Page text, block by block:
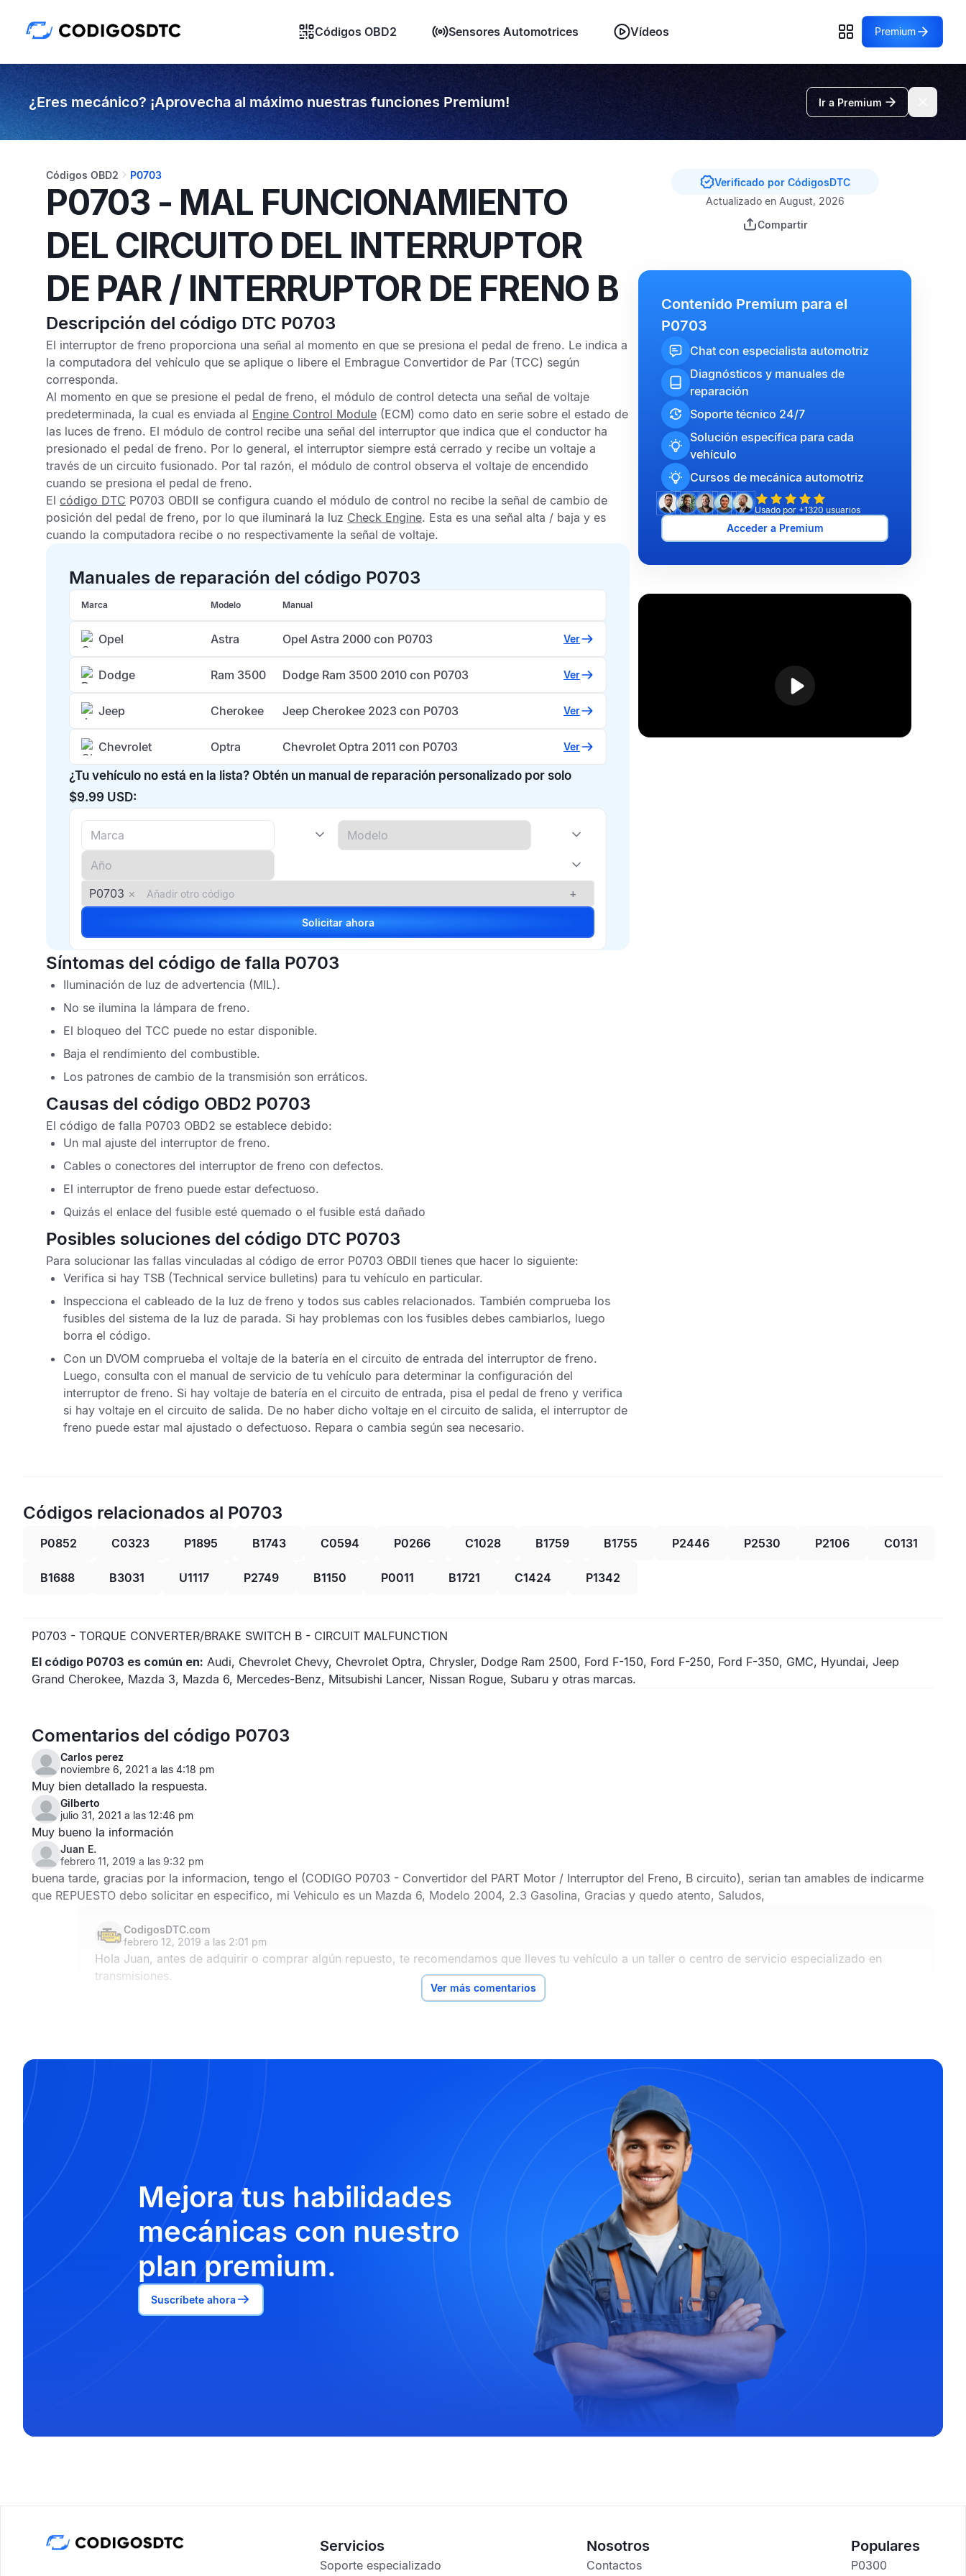
Códigos OBD2 Sensores Automotrices Vídeos Premium
¿Eres mecánico? ¡Aprovecha al máximo nuestras funciones Premium! Ir a Premium
Códigos OBD2 P0703
P0703 - MAL FUNCIONAMIENTO
DEL CIRCUITO DEL INTERRUPTOR
DE PAR / INTERRUPTOR DE FRENO B
Descripción del código DTC P0703
El interruptor de freno proporciona una señal al momento en que se presiona el pedal de freno. Le indica a
la computadora del vehículo que se aplique o libere el Embrague Convertidor de Par (TCC) según
corresponda.
Al momento en que se presione el pedal de freno, el módulo de control detecta una señal de voltaje
predeterminada, la cual es enviada al Engine Control Module (ECM) como dato en serie sobre el estado de
las luces de freno. El módulo de control recibe una señal del interruptor que indica que el conductor ha
presionado el pedal de freno. Por lo general, el interruptor siempre está cerrado y recibe un voltaje a
través de un circuito fusionado. Por tal razón, el módulo de control observa el voltaje de encendido
cuando se presiona el pedal de freno.
El código DTC P0703 OBDII se configura cuando el módulo de control no recibe la señal de cambio de
posición del pedal de freno, por lo que iluminará la luz Check Engine. Esta es una señal alta / baja y es
cuando la computadora recibe o no respectivamente la señal de voltaje.
Manuales de reparación del código P0703
Marca Modelo Manual
Opel Astra Opel Astra 2000 con P0703 Ver
Dodge Ram 3500 Dodge Ram 3500 2010 con P0703 Ver
Jeep Cherokee Jeep Cherokee 2023 con P0703 Ver
Chevrolet Optra Chevrolet Optra 2011 con P0703 Ver
¿Tu vehículo no está en la lista? Obtén un manual de reparación personalizado por solo
$9.99 USD:
P0703 × +
Solicitar ahora
Síntomas del código de falla P0703
Iluminación de luz de advertencia (MIL).
No se ilumina la lámpara de freno.
El bloqueo del TCC puede no estar disponible.
Baja el rendimiento del combustible.
Los patrones de cambio de la transmisión son erráticos.
Causas del código OBD2 P0703
El código de falla P0703 OBD2 se establece debido:
Un mal ajuste del interruptor de freno.
Cables o conectores del interruptor de freno con defectos.
El interruptor de freno puede estar defectuoso.
Quizás el enlace del fusible esté quemado o el fusible está dañado
Posibles soluciones del código DTC P0703
Para solucionar las fallas vinculadas al código de error P0703 OBDII tienes que hacer lo siguiente:
Verifica si hay TSB (Technical service bulletins) para tu vehículo en particular.
Inspecciona el cableado de la luz de freno y todos sus cables relacionados. También comprueba los
fusibles del sistema de la luz de parada. Si hay problemas con los fusibles debes cambiarlos, luego
borra el código.
Con un DVOM comprueba el voltaje de la batería en el circuito de entrada del interruptor de freno.
Luego, consulta con el manual de servicio de tu vehículo para determinar la configuración del
interruptor de freno. Si hay voltaje de batería en el circuito de entrada, pisa el pedal de freno y verifica
si hay voltaje en el circuito de salida. De no haber dicho voltaje en el circuito de salida, el interruptor de
freno puede estar mal ajustado o defectuoso. Repara o cambia según sea necesario.
Verificado por CódigosDTC
Actualizado en August, 2026
Compartir
Contenido Premium para el
P0703
Chat con especialista automotriz
Diagnósticos y manuales de
reparación
Soporte técnico 24/7
Solución específica para cada
vehículo
Cursos de mecánica automotriz
Usado por +1320 usuarios
Acceder a Premium
Códigos relacionados al P0703
P0852 C0323 P1895 B1743 C0594 P0266 C1028 B1759 B1755 P2446 P2530 P2106 C0131
B1688 B3031 U1117 P2749 B1150 P0011 B1721 C1424 P1342
P0703 - TORQUE CONVERTER/BRAKE SWITCH B - CIRCUIT MALFUNCTION
El código P0703 es común en: Audi, Chevrolet Chevy, Chevrolet Optra, Chrysler, Dodge Ram 2500, Ford F-150, Ford F-250, Ford F-350, GMC, Hyundai, Jeep
Grand Cherokee, Mazda 3, Mazda 6, Mercedes-Benz, Mitsubishi Lancer, Nissan Rogue, Subaru y otras marcas.
Comentarios del código P0703
Carlos perez
noviembre 6, 2021 a las 4:18 pm
Muy bien detallado la respuesta.
Gilberto
julio 31, 2021 a las 12:46 pm
Muy bueno la información
Juan E.
febrero 11, 2019 a las 9:32 pm
buena tarde, gracias por la informacion, tengo el (CODIGO P0703 - Convertidor del PART Motor / Interruptor del Freno, B circuito), serian tan amables de indicarme
que REPUESTO debo solicitar en especifico, mi Vehiculo es un Mazda 6, Modelo 2004, 2.3 Gasolina, Gracias y quedo atento, Saludos,
CodigosDTC.com
febrero 12, 2019 a las 2:01 pm
Hola Juan, antes de adquirir o comprar algún repuesto, te recomendamos que lleves tu vehículo a un taller o centro de servicio especializado en
transmisiones.
Ver más comentarios
Mejora tus habilidades
mecánicas con nuestro
plan premium.
Suscríbete ahora
Servicios
Soporte especializado
Nosotros
Contactos
Populares
P0300